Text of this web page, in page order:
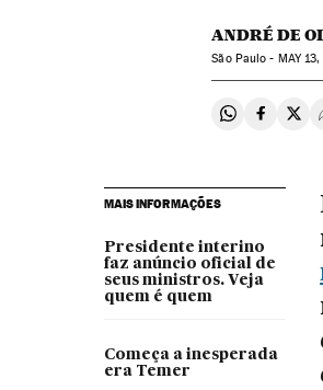
ANDRÉ DE
São Paulo - MAY13,
Compartir
MAIS INFORMAÇÕES
Presidente interino
faz anúncio oficial de
seus ministros. Veja
quem é quem
Começa a inesperada
era Temer